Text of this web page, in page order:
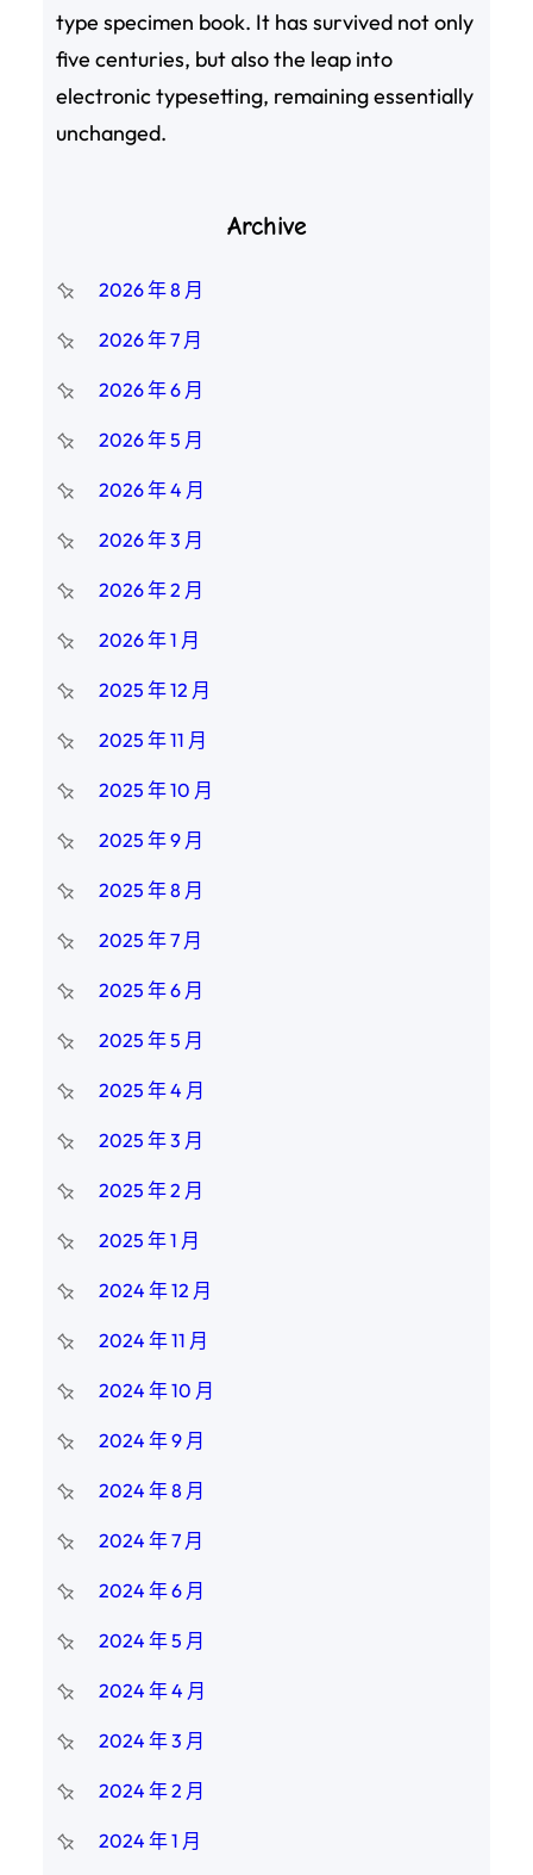
type specimen book. It has survived not only
five centuries, but also the leap into
electronic typesetting, remaining essentially
unchanged.
Archive
2026 年 8 月
2026 年 7 月
2026 年 6 月
2026 年 5 月
2026 年 4 月
2026 年 3 月
2026 年 2 月
2026 年 1 月
2025 年 12 月
2025 年 11 月
2025 年 10 月
2025 年 9 月
2025 年 8 月
2025 年 7 月
2025 年 6 月
2025 年 5 月
2025 年 4 月
2025 年 3 月
2025 年 2 月
2025 年 1 月
2024 年 12 月
2024 年 11 月
2024 年 10 月
2024 年 9 月
2024 年 8 月
2024 年 7 月
2024 年 6 月
2024 年 5 月
2024 年 4 月
2024 年 3 月
2024 年 2 月
2024 年 1 月